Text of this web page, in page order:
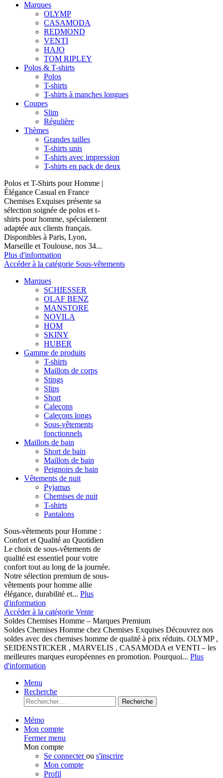
Marques
OLYMP
CASAMODA
REDMOND
VENTI
HAJO
TOM RIPLEY
Polos & T-shirts
Polos
T-shirts
T-shirts à manches longues
Coupes
Slim
Régulière
Thèmes
Grandes tailles
T-shirts unis
T-shirts avec impression
T-shirts en pack de deux
Polos et T-Shirts pour Homme |
Élégance Casual en France
Chemises Exquises présente sa
sélection soignée de polos et t-
shirts pour homme, spécialement
adaptée aux clients français.
Disponibles à Paris, Lyon,
Marseille et Toulouse, nos 34...
Plus d'information
Accéder à la catégorie Sous-vêtements
Marques
SCHIESSER
OLAF BENZ
MANSTORE
NOVILA
HOM
SKINY
HUBER
Gamme de produits
T-shirts
Maillots de corps
Stings
Slips
Short
Caleçons
Caleçons longs
Sous-vêtements
fonctionnels
Maillots de bain
Short de bain
Maillots de bain
Peignoirs de bain
Vêtements de nuit
Pyjamas
Chemises de nuit
T-shirts
Pantalons
Sous-vêtements pour Homme :
Confort et Qualité au Quotidien
Le choix de sous-vêtements de
qualité est essentiel pour votre
confort tout au long de la journée.
Notre sélection premium de sous-
vêtements pour homme allie
élégance, durabilité et... Plus
d'information
Accéder à la catégorie Vente
Soldes Chemises Homme – Marques Premium
Soldes Chemises Homme chez Chemises Exquises Découvrez nos
soldes avec des chemises homme de qualité à prix réduits. OLYMP ,
SEIDENSTICKER , MARVELIS , CASAMODA et VENTI – les
meilleures marques européennes en promotion. Pourquoi... Plus
d'information
Menu
Recherche
Recherche
Mémo
Mon compte
Fermer menu
Mon compte
Se connecterou s'inscrire
Mon compte
Profil